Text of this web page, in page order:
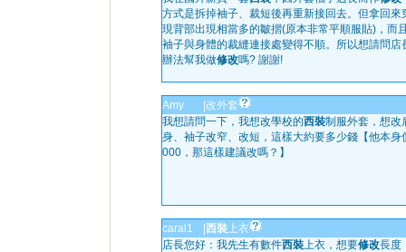
方式是拆掉袖子、裁短後再重新接回去。但拿回來
現背部出現相當多的皺摺(原本非常平順服貼)，而
袖子與身體的裁縫連接處變得不順。所以想請問店
辦法幫我做修改嗎? 謝謝!
Amy
改外套
我想請問一下，我想改學校的西裝制服外套，想改
身、袖子改窄、改短，這樣大約要多少錢【他本身
000，那這樣建議改嗎？】
caral1 西裝上衣
店長您好：我先生有數件西裝上衣，想要修改長度